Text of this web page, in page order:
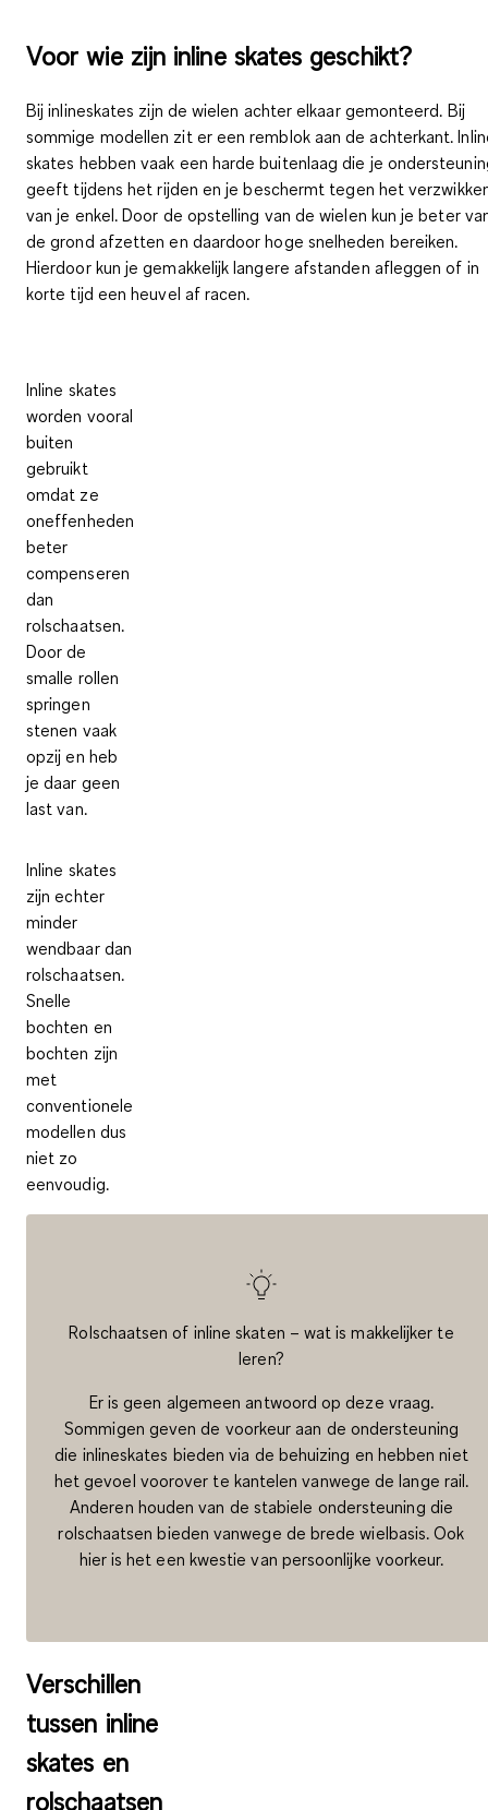
Voor wie zijn inline skates geschikt?
Bij inlineskates zijn de wielen achter elkaar gemonteerd. Bij
sommige modellen zit er eenremblok aan de achterkant.
skates hebben vaak een harde buitenlaag die je
geeft tijdens het rijden en je beschermt tegen het
van je enkel. Door de opstelling van de wielen kun je beter
de grond afzetten en daardoorhoge snelheden bereiken.
Hierdoor kun je gemakkelijk langere afstanden afleggen of in
korte tijd een heuvel af racen.
Inline skates
worden vooral
buiten
gebruikt
omdat ze
oneffenheden
beter
compenseren
dan
rolschaatsen.
Door de
smalle rollen
springen
stenen vaak
opzij en heb
je daar geen
last van.
Inline skates
zijn echter
minder
wendbaar dan
rolschaatsen.
Snelle
bochten en
bochten zijn
met
conventionele
modellen dus
niet zo
eenvoudig.
Rolschaatsen of inline skaten – wat is makkelijker te
leren?
Er is geen algemeen antwoord op deze vraag.
Sommigen geven de voorkeur aan de ondersteuning
die inlineskates bieden via de behuizing en hebben niet
het gevoel voorover te kantelen vanwege de lange rail.
Anderen houden van de stabiele ondersteuning die
rolschaatsen bieden vanwege de brede wielbasis. Ook
hier is het een kwestie van persoonlijke voorkeur.
Verschillen
tussen inline
skates en
rolschaatsen